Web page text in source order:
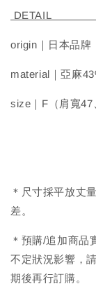
origin｜日本品牌
material｜亞麻
size｜F（肩寬47
＊尺寸採平放丈
差。
＊預購/追加商品
不定狀況影響，
期後再行訂購。